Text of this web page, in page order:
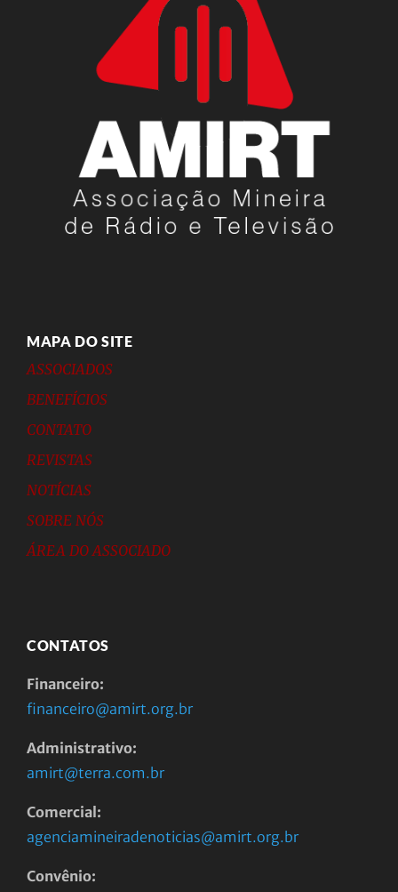
MAPA DO SITE
ASSOCIADOS
BENEFÍCIOS
CONTATO
REVISTAS
NOTÍCIAS
SOBRE NÓS
ÁREA DO ASSOCIADO
CONTATOS
Financeiro:
financeiro@amirt.org.br
Administrativo:
amirt@terra.com.br
Comercial:
agenciamineiradenoticias@amirt.org.br
Convênio: